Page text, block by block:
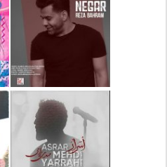
دانلود آلبوم جدید سیروان
خسروی بنام مونولوگ
دانلود آهنگ جدید رضا
بهرام بنام نگار